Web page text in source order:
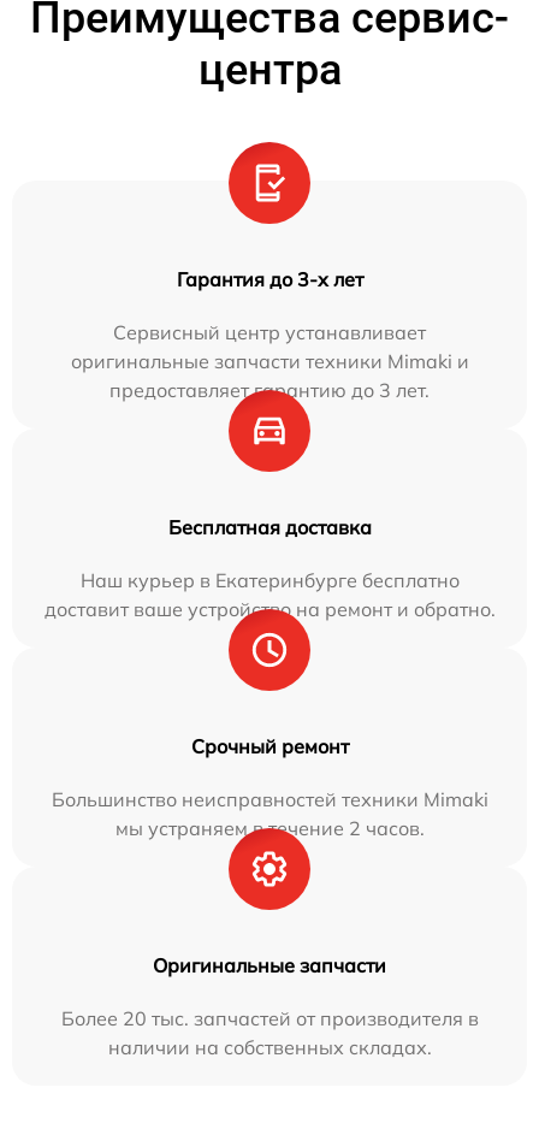
Преимущества сервис-
центра
Гарантия до 3-х лет
Сервисный центр устанавливает
оригинальные запчасти техники Mimaki и
предоставляет гарантию до 3 лет.
Бесплатная доставка
Наш курьер в Екатеринбурге бесплатно
доставит ваше устройство на ремонт и обратно.
Срочный ремонт
Большинство неисправностей техники Mimaki
мы устраняем в течение 2 часов.
Оригинальные запчасти
Более 20 тыс. запчастей от производителя в
наличии на собственных складах.